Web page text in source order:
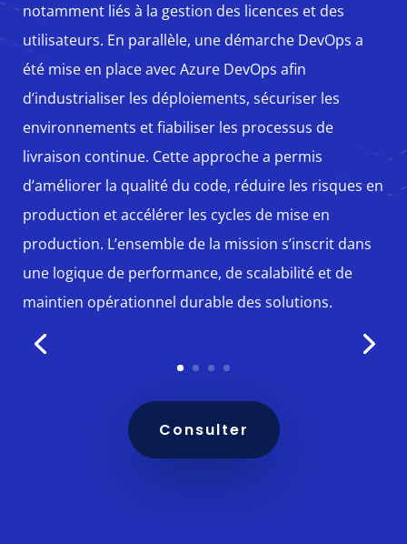
notamment liés à la gestion des licences et des
utilisateurs. En parallèle, une démarche DevOps a
été mise en place avec Azure DevOps afin
d’industrialiser les déploiements, sécuriser les
environnements et fiabiliser les processus de
livraison continue. Cette approche a permis
d’améliorer la qualité du code, réduire les risques en
production et accélérer les cycles de mise en
production. L’ensemble de la mission s’inscrit dans
une logique de performance, de scalabilité et de
maintien opérationnel durable des solutions.
Consulter